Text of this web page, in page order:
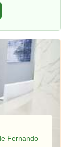
Fernando